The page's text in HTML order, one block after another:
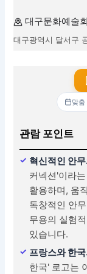
대구문화예술
대구광역시 달서구
맞춤
관람 포인트
혁신적인 안
커넥션'이라
활용하며, 움
독창적인 안
무용의 실험
있습니다.
프랑스와 한
한국' 로고는